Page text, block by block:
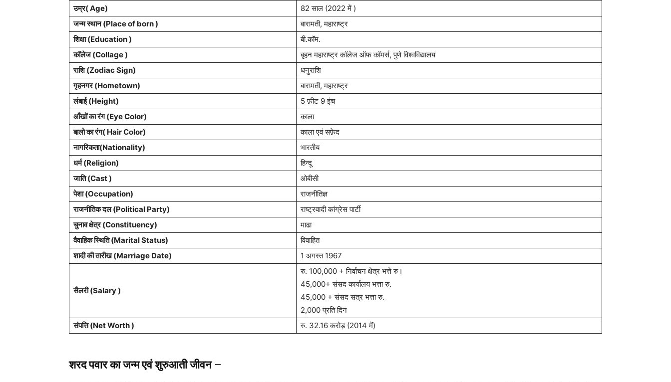
उम्र( Age)
82 साल (2022 में )
जन्म स्थान (Place of born )
बारामती, महाराष्ट्र
शिक्षा (Education )
बी.कॉम.
कॉलेज (Collage )
बृहन महाराष्ट्र कॉलेज ऑफ कॉमर्स, पुणे विश्वविद्यालय
राशि (Zodiac Sign)
धनुराशि
गृहनगर (Hometown)
बारामती, महाराष्ट्र
लंबाई (Height)
5 फ़ीट 9 इंच
आँखों का रंग (Eye Color)
काला
बालो का रंग( Hair Color)
काला एवं सफ़ेद
नागरिकता(Nationality)
भारतीय
धर्म (Religion)
हिन्दू
जाति (Cast )
ओबीसी
पेशा (Occupation)
राजनीतिज्ञ
राजनीतिक दल (Political Party)
राष्ट्रवादी कांग्रेस पार्टी
चुनाव क्षेत्र (Constituency)
माढा
वैवाहिक स्थिति (Marital Status)
विवाहित
शादी की तारीख (Marriage Date)
1 अगस्त 1967
सैलरी (Salary )
रु. 100,000 + निर्वाचन क्षेत्र भत्ते रु।
45,000+ संसद कार्यालय भत्ता रु.
45,000 + संसद सत्र भत्ता रु.
2,000 प्रति दिन
संपत्ति (Net Worth )
रु. 32.16 करोड़ (2014 में)
शरद पवार का जन्म एवं शुरुआती जीवन –